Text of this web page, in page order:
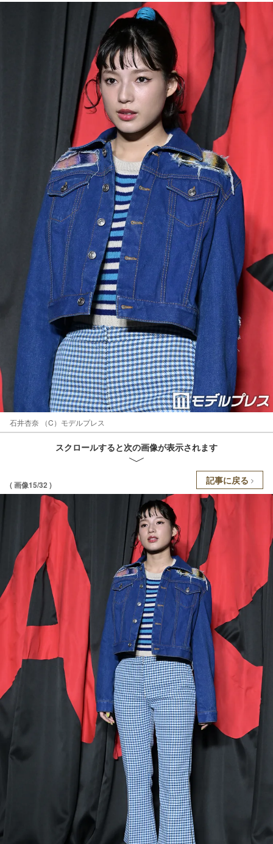
石井杏奈 （C）モデルプレス
スクロールすると次の画像が表示されます
( 画像15/32 ) 記事に戻る